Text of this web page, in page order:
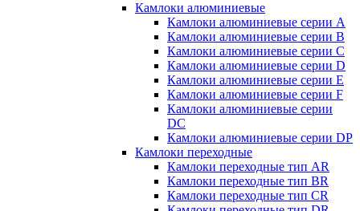
Камлоки алюминиевые
Камлоки алюминиевые серии А
Камлоки алюминиевые серии B
Камлоки алюминиевые серии C
Камлоки алюминиевые серии D
Камлоки алюминиевые серии E
Камлоки алюминиевые серии F
Камлоки алюминиевые серии
DC
Камлоки алюминиевые серии DP
Камлоки переходные
Камлоки переходные тип AR
Камлоки переходные тип BR
Камлоки переходные тип CR